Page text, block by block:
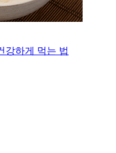
강하게 먹는 법